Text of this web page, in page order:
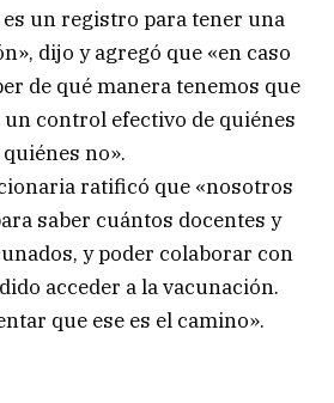
un registro para tener una
dijo y agregó que «en caso
de qué manera tenemos que
control efectivo de quiénes
no».
ratificó que «nosotros
saber cuántos docentes y
y poder colaborar con
acceder a la vacunación.
que ese es el camino».